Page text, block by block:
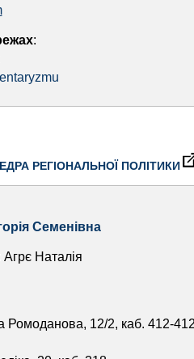
:
РЕГІОНАЛЬНОЇ ПОЛІТИКИ
Семенівна
Агрє Наталія
Ромоданова, 12/2, каб. 412-